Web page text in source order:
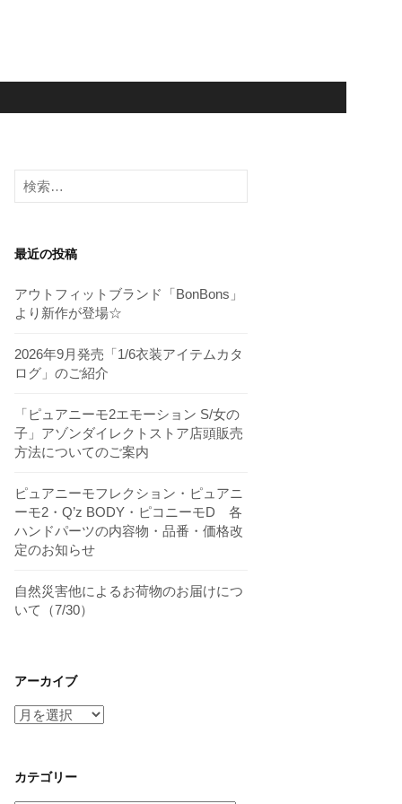
検
索:
最近の投稿
アウトフィットブランド「BonBons」
より新作が登場☆
2026年9月発売「1/6衣装アイテムカタ
ログ」のご紹介
「ピュアニーモ2エモーション S/女の
子」アゾンダイレクトストア店頭販売
方法についてのご案内
ピュアニーモフレクション・ピュアニ
ーモ2・Q’z BODY・ピコニーモD 各
ハンドパーツの内容物・品番・価格改
定のお知らせ
自然災害他によるお荷物のお届けにつ
いて（7/30）
アーカイブ
ア
イ
ブ
カテゴリー